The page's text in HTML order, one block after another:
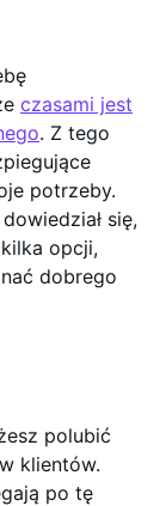
czasami jest
. Z tego
potrzeby.
się,
opcji,
dobrego
polubić
klientów.
po tę